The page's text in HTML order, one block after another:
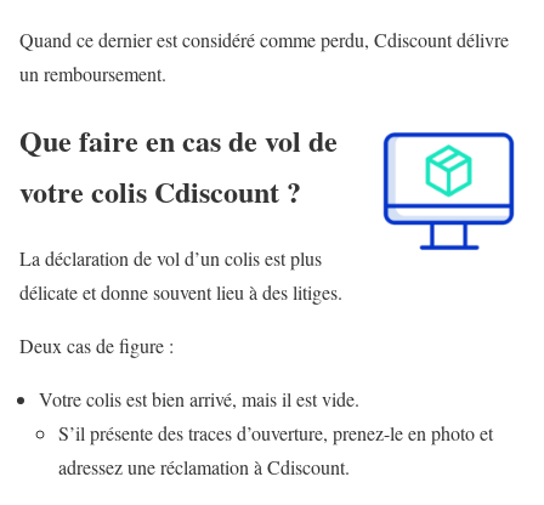
Quand ce dernier est considéré comme perdu, Cdiscount délivre
un remboursement.
Que faire en cas de vol de
votre colis Cdiscount ?
La déclaration de vol d’un colis est plus
délicate et donne souvent lieu à des litiges.
Deux cas de figure :
Votre colis est bien arrivé, mais il est vide.
S’il présente des traces d’ouverture, prenez-le en photo et
adressez une réclamation à Cdiscount.